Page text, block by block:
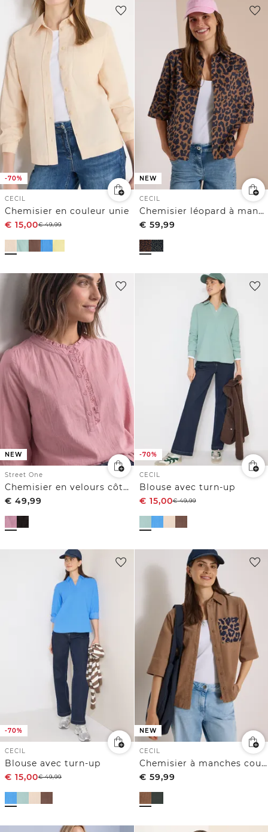
-70%
CECIL
Chemisier en couleur unie
€ 15,00€49,99
NEW
CECIL
Chemisier léopard à manches courtes en velours côtelé
€ 59,99
NEW
Street One
Chemisier en velours côtelé à volants
€ 49,99
-70%
CECIL
Blouse avec turn-up
€ 15,00€49,99
-70%
CECIL
Blouse avec turn-up
€ 15,00€49,99
NEW
CECIL
Chemisier à manches courtes en velours côtelé avec poche poitrine
€ 59,99